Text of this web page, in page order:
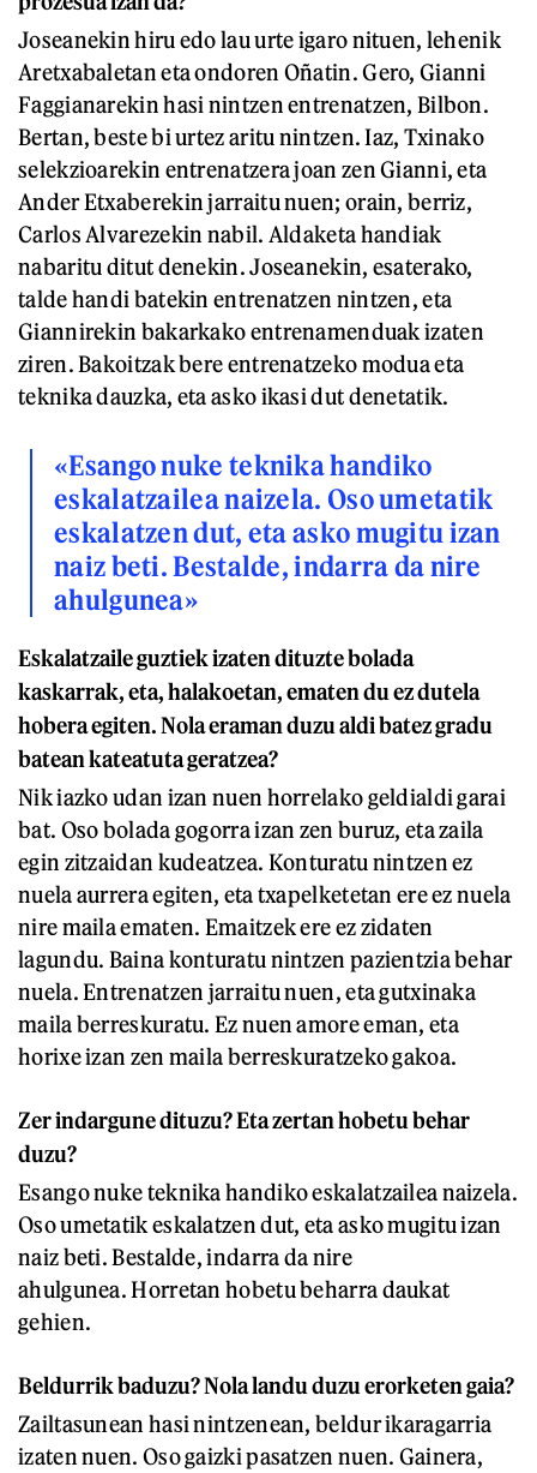
Joseanekin hiru edo lau urte igaro nituen, lehenik
Aretxabaletan eta ondoren Oñatin. Gero, Gianni
Faggianarekin hasi nintzen entrenatzen, Bilbon.
Bertan, beste bi urtez aritu nintzen. Iaz, Txinako
selekzioarekin entrenatzera joan zen Gianni, eta
Ander Etxaberekin jarraitu nuen; orain, berriz,
Carlos Alvarezekin nabil. Aldaketa handiak
nabaritu ditut denekin. Joseanekin, esaterako,
talde handi batekin entrenatzen nintzen, eta
Giannirekin bakarkako entrenamenduak izaten
ziren. Bakoitzak bere entrenatzeko modua eta
teknika dauzka, eta asko ikasi dut denetatik.
«Esango nuke teknika handiko
eskalatzailea naizela. Oso umetatik
eskalatzen dut, eta asko mugitu izan
naiz beti. Bestalde, indarra da nire
ahulgunea»
Eskalatzaile guztiek izaten dituzte bolada
kaskarrak, eta, halakoetan, ematen du ez dutela
hobera egiten. Nola eraman duzu aldi batez gradu
batean kateatuta geratzea?
Nik iazko udan izan nuen horrelako geldialdi garai
bat. Oso bolada gogorra izan zen buruz, eta zaila
egin zitzaidan kudeatzea. Konturatu nintzen ez
nuela aurrera egiten, eta txapelketetan ere ez nuela
nire maila ematen. Emaitzek ere ez zidaten
lagundu. Baina konturatu nintzen pazientzia behar
nuela. Entrenatzen jarraitu nuen, eta gutxinaka
maila berreskuratu. Ez nuen amore eman, eta
horixe izan zen maila berreskuratzeko gakoa.
Zer indargune dituzu? Eta zertan hobetu behar
duzu?
Esango nuke teknika handiko eskalatzailea naizela.
Oso umetatik eskalatzen dut, eta asko mugitu izan
naiz beti. Bestalde, indarra da nire
ahulgunea. Horretan hobetu beharra daukat
gehien.
Beldurrik baduzu? Nola landu duzu erorketen gaia?
Zailtasunean hasi nintzenean, beldur ikaragarria
izaten nuen. Oso gaizki pasatzen nuen. Gainera,